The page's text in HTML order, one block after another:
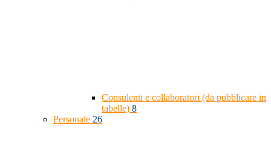
Consulenti e collaboratori (da pubblicare in
tabelle) 8
Personale 26